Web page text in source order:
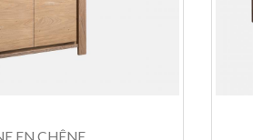
EN CHÊNE